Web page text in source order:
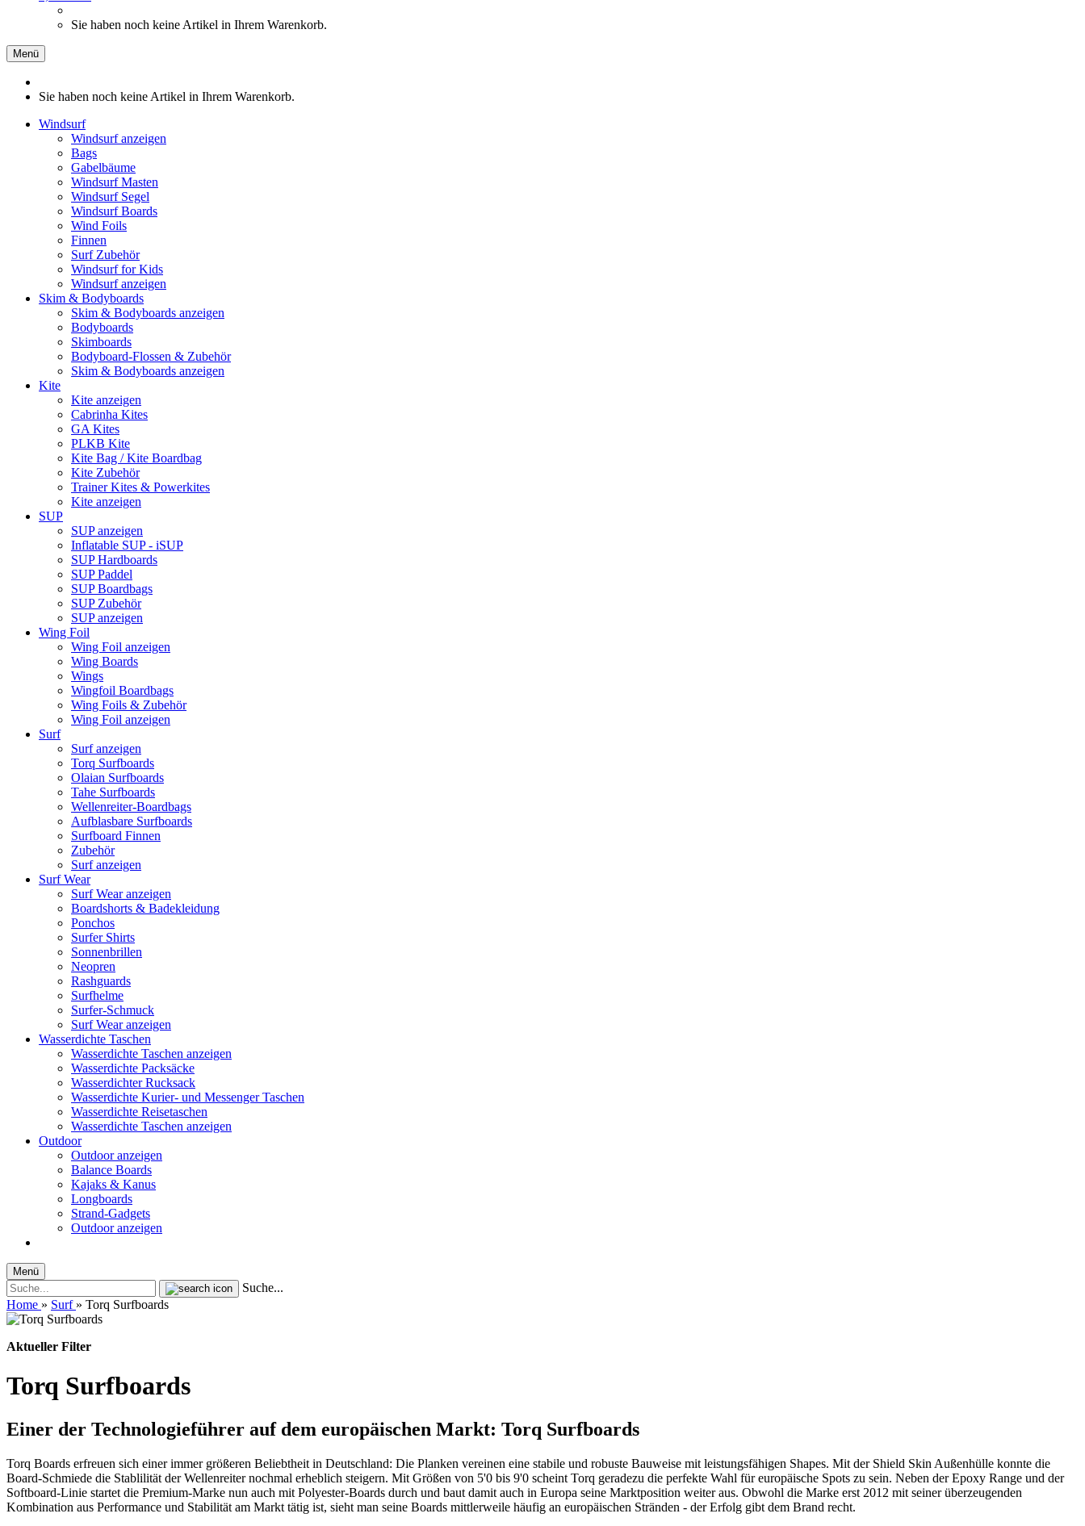
Sie haben noch keine Artikel in Ihrem Warenkorb.
Menü
Sie haben noch keine Artikel in Ihrem Warenkorb.
Windsurf
Windsurf anzeigen
Bags
Gabelbäume
Windsurf Masten
Windsurf Segel
Windsurf Boards
Wind Foils
Finnen
Surf Zubehör
Windsurf for Kids
Windsurf anzeigen
Skim & Bodyboards
Skim & Bodyboards anzeigen
Bodyboards
Skimboards
Bodyboard-Flossen & Zubehör
Skim & Bodyboards anzeigen
Kite
Kite anzeigen
Cabrinha Kites
GA Kites
PLKB Kite
Kite Bag / Kite Boardbag
Kite Zubehör
Trainer Kites & Powerkites
Kite anzeigen
SUP
SUP anzeigen
Inflatable SUP - iSUP
SUP Hardboards
SUP Paddel
SUP Boardbags
SUP Zubehör
SUP anzeigen
Wing Foil
Wing Foil anzeigen
Wing Boards
Wings
Wingfoil Boardbags
Wing Foils & Zubehör
Wing Foil anzeigen
Surf
Surf anzeigen
Torq Surfboards
Olaian Surfboards
Tahe Surfboards
Wellenreiter-Boardbags
Aufblasbare Surfboards
Surfboard Finnen
Zubehör
Surf anzeigen
Surf Wear
Surf Wear anzeigen
Boardshorts & Badekleidung
Ponchos
Surfer Shirts
Sonnenbrillen
Neopren
Rashguards
Surfhelme
Surfer-Schmuck
Surf Wear anzeigen
Wasserdichte Taschen
Wasserdichte Taschen anzeigen
Wasserdichte Packsäcke
Wasserdichter Rucksack
Wasserdichte Kurier- und Messenger Taschen
Wasserdichte Reisetaschen
Wasserdichte Taschen anzeigen
Outdoor
Outdoor anzeigen
Balance Boards
Kajaks & Kanus
Longboards
Strand-Gadgets
Outdoor anzeigen
Menü
Suche...
Home » Surf » Torq Surfboards
Aktueller Filter
Torq Surfboards
Einer der Technologieführer auf dem europäischen Markt: Torq Surfboards
Torq Boards erfreuen sich einer immer größeren Beliebtheit in Deutschland: Die Planken vereinen eine stabile und robuste Bauweise mit leistungsfähigen Shapes. Mit der Shield Skin Außenhülle konnte die
Board-Schmiede die Stablilität der Wellenreiter nochmal erheblich steigern. Mit Größen von 5'0 bis 9'0 scheint Torq geradezu die perfekte Wahl für europäische Spots zu sein. Neben der Epoxy Range und der
Softboard-Linie startet die Premium-Marke nun auch mit Polyester-Boards durch und baut damit auch in Europa seine Marktposition weiter aus. Obwohl die Marke erst 2012 mit seiner überzeugenden
Kombination aus Performance und Stabilität am Markt tätig ist, sieht man seine Boards mittlerweile häufig an europäischen Stränden - der Erfolg gibt dem Brand recht.